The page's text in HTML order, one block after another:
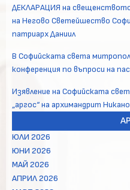
ДЕКЛАРАЦИЯ на свещенството
на Негово Светейшество
патриарх Даниил
В Софийската света
конференция по въпроси на
Изявление на Софийската
„аргос“ на архимандрит
ЮЛИ 2026
ЮНИ 2026
МАЙ 2026
АПРИЛ 2026